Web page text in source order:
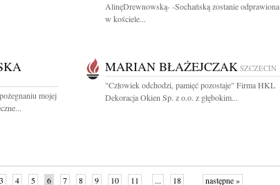
AlinęDrewnowską- -Sochańską zostanie odprawiona
w kościele...
mojej
MARIAN BŁAŻEJCZAK SZCZECIN
"Człowiek odchodzi, pamięć pozostaje" Firma HKL
Dekoracja Okien Sp. z o.o. z głębokim...
3 4 5 6 7 8 9 10 11 ... 18 następne »